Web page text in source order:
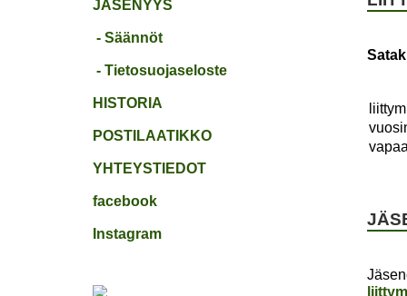
JÄSENYYS
- Säännöt
- Tietosuojaseloste
HISTORIA
POSTILAATIKKO
YHTEYSTIEDOT
facebook
Instagram